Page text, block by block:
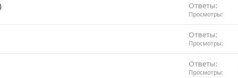
Ответы
Просмотры
Ответы
Просмотры
Ответы
Просмотры